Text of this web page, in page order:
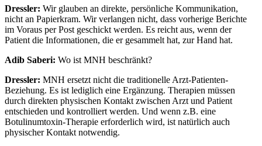
Dressler: Wir glauben an direkte, persönliche Kommunikation,
nicht an Papierkram. Wir verlangen nicht, dass vorherige Berichte
im Voraus per Post geschickt werden. Es reicht aus, wenn der
Patient die Informationen, die er gesammelt hat, zur Hand hat.
Adib Saberi: Wo ist MNH beschränkt?
Dressler: MNH ersetzt nicht die traditionelle Arzt-Patienten-
Beziehung. Es ist lediglich eine Ergänzung. Therapien müssen
durch direkten physischen Kontakt zwischen Arzt und Patient
entschieden und kontrolliert werden. Und wenn z.B. eine
Botulinumtoxin-Therapie erforderlich wird, ist natürlich auch
physischer Kontakt notwendig.